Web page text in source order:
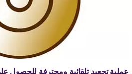
عملية تجعيد تلقائية ومحترفة للحصول